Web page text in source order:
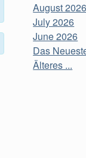
August 2026
July 2026
June 2026
Das
Älteres ...